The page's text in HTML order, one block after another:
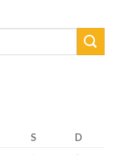
S
D